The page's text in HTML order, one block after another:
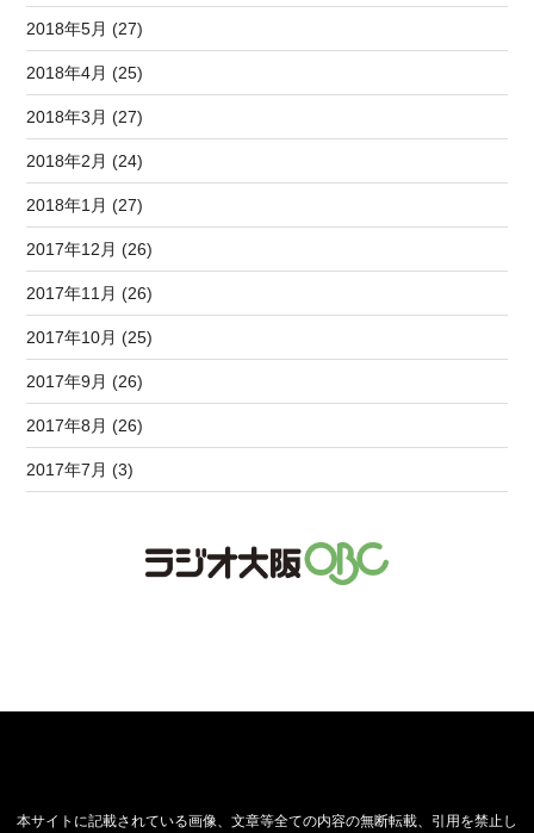
2018年5月 (27)
2018年4月 (25)
2018年3月 (27)
2018年2月 (24)
2018年1月 (27)
2017年12月 (26)
2017年11月 (26)
2017年10月 (25)
2017年9月 (26)
2017年8月 (26)
2017年7月 (3)
本サイトに記載されている画像、文章等全ての内容の無断転載、引用を禁止し